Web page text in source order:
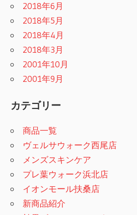
2018年6月
2018年5月
2018年4月
2018年3月
2001年10月
2001年9月
カテゴリー
商品一覧
ヴェルサウォーク西尾店
メンズスキンケア
プレ葉ウォーク浜北店
イオンモール扶桑店
新商品紹介